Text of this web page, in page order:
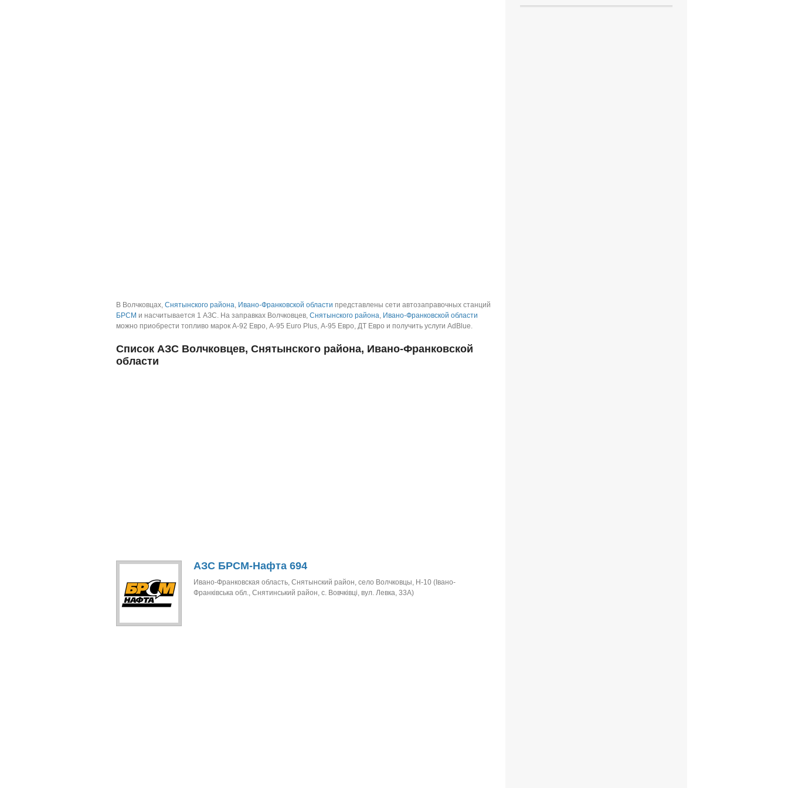
В Волчковцах, Снятынского района, Ивано-Франковской области представлены сети автозаправочных станций
БРСМ и насчитывается 1 АЗС. На заправках Волчковцев, Снятынского района, Ивано-Франковской области
можно приобрести топливо марок А-92 Евро, А-95 Euro Plus, А-95 Евро, ДТ Евро и получить услуги AdBlue.
Список АЗС Волчковцев, Снятынского района, Ивано-Франковской
области
АЗС БРСМ-Нафта 694
Ивано-Франковская область, Снятынский район, село Волчковцы, Н-10 (Івано-
Франківська обл., Снятинський район, с. Вовчківці, вул. Левка, 33А)